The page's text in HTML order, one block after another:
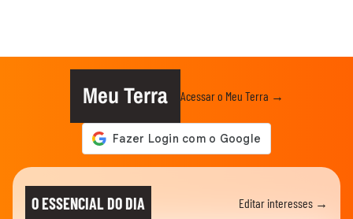
Meu Terra Acessar o Meu Terra →
O ESSENCIAL DO DIA Editar interesses →